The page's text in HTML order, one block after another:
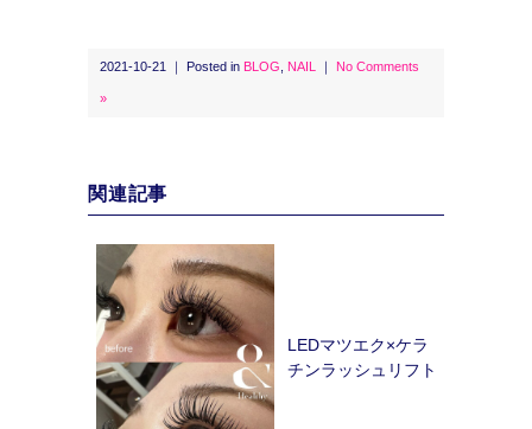
2021-10-21 ｜ Posted in BLOG NAIL ｜ No Comments
»
関連記事
LEDマツエク×ケラ
チンラッシュリフト